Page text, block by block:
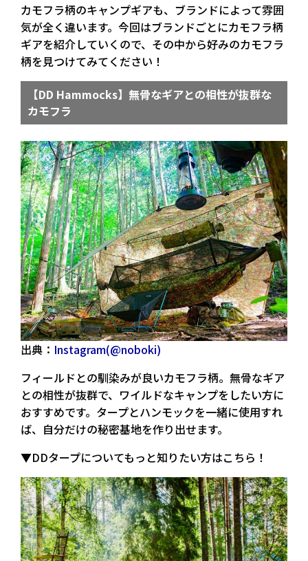
カモフラ柄のキャンプギアも、ブランドによって雰囲
気が全く違います。今回はブランドごとにカモフラ柄
ギアを紹介していくので、その中から好みのカモフラ
柄を見つけてみてください！
【DD Hammocks】無骨なギアとの相性が抜群な
カモフラ
出典： Instagram(@noboki)
フィールドとの馴染みが良いカモフラ柄。無骨なギア
との相性が抜群で、ワイルドなキャンプをしたい方に
おすすめです。タープとハンモックを一緒に使用すれ
ば、自分だけの秘密基地を作り出せます。
▼DDタープについてもっと知りたい方はこちら！